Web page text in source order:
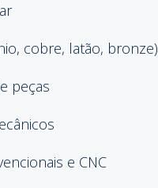
cobre, latão, bronze)
peças
e CNC